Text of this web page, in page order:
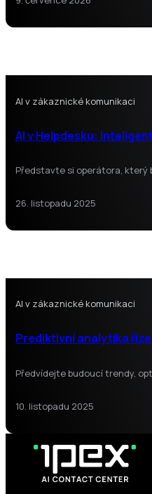
AI v zákaznické komunikaci
AI v Helpdesku:
Představte si operátora, který
26. listopadu 2025
AI v zákaznické komunikaci
Prediktivní analytika
Předvídejte budoucí trendy,
10. listopadu 2025